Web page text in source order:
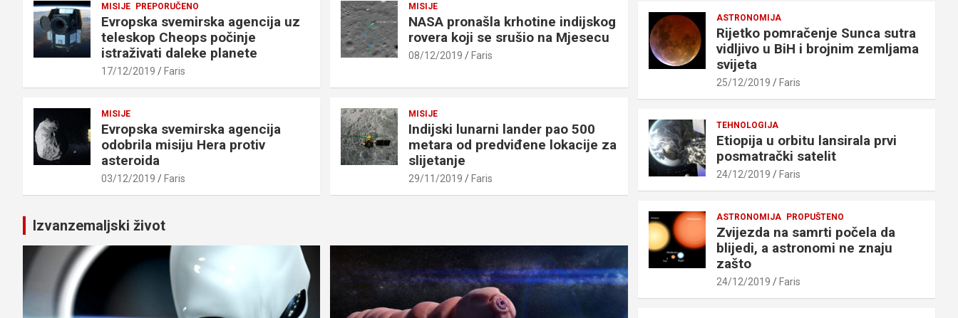
MISIJE PREPORUČENO
Evropska svemirska agencija uz
teleskop Cheops počinje
istraživati daleke planete
17/12/2019 Faris
MISIJE
NASA pronašla krhotine indijskog
rovera koji se srušio na Mjesecu
08/12/2019 Faris
MISIJE
Evropska svemirska agencija
odobrila misiju Hera protiv
asteroida
03/12/2019 Faris
MISIJE
Indijski lunarni lander pao 500
metara od predviđene lokacije za
slijetanje
29/11/2019 Faris
Izvanzemaljski život
ASTRONOMIJA
Rijetko pomračenje Sunca sutra
vidljivo u BiH i brojnim zemljama
svijeta
25/12/2019 Faris
TEHNOLOGIJA
Etiopija u orbitu lansirala prvi
posmatrački satelit
24/12/2019 Faris
ASTRONOMIJA PROPUŠTENO
Zvijezda na samrti počela da
blijedi, a astronomi ne znaju
zašto
24/12/2019 Faris